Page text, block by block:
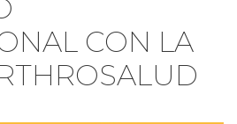
CON LA